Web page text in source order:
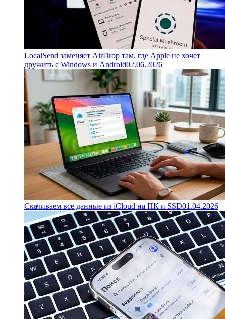
LocalSend заменяет AirDrop там, где Apple не хочет
дружить с Windows и Android02.06.2026
Скачиваем все данные из iCloud на ПК и SSD01.04.2026